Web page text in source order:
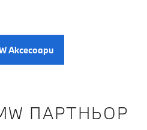
Aксесоари
ПАРТНЬОР